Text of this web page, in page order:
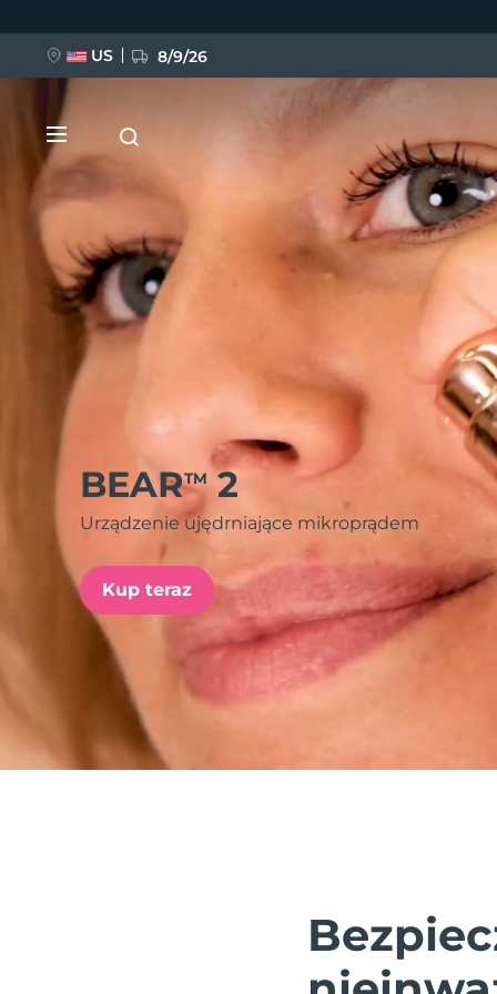
BEARTM2
Urządzenie ujędrniające mikroprądem
Kup teraz
US 8/9/26
NOWOŚĆ
FAQ™ Pure Beauty-Tech Elixir
BREAKING NEWS
issa™ Teeth Whitening Set
FAQ™ Dual LED Panel
POPULARNY